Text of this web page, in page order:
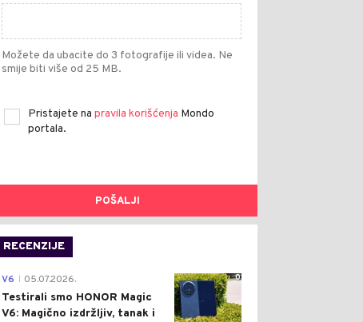
Možete da ubacite do 3 fotografije ili videa. Ne
smije biti više od 25 MB.
Pristajete na pravila korišćenja Mondo
portala.
POŠALJI
RECENZIJE
0
V6 05.07.2026.
Testirali smo HONOR Magic
V6: Magično izdržljiv, tanak i